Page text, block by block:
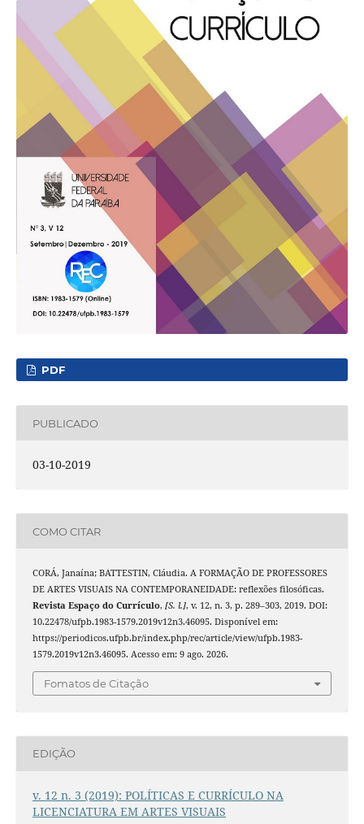
PDF
PUBLICADO
03-10-2019
COMO CITAR
CORÁ, Janaína; BATTESTIN, Cláudia. A FORMAÇÃO DE PROFESSORES
DE ARTES VISUAIS NA CONTEMPORANEIDADE: reflexões filosóficas.
Revista Espaço do Currículo, [S. l.], v. 12, n. 3, p. 289–303, 2019. DOI:
10.22478/ufpb.1983-1579.2019v12n3.46095. Disponível em:
https://periodicos.ufpb.br/index.php/rec/article/view/ufpb.1983-
1579.2019v12n3.46095. Acesso em: 9 ago. 2026.
Fomatos de Citação
EDIÇÃO
v. 12 n. 3 (2019): POLÍTICAS E CURRÍCULO NA
LICENCIATURA EM ARTES VISUAIS